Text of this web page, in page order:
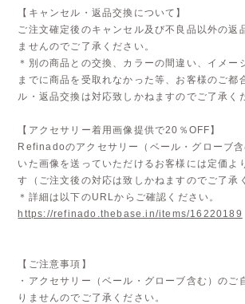
【キャンセル・返品交換について】
ご注文確定後のキャンセル及び不良品以外の返
ませんのでご了承ください。
＊別の商品との交換、カラーの間違い、イメー
までに商品を受取れなかった等、お客様のご都
ル・返品交換は対応致しかねますのでご了承く
【アクセサリー着用画像提供で20％OFF】
Refinadoのアクセサリー（ベール・グローブ
いた画像を送っていただけるお客様には定価よ
す（ご注文後の対応は致しかねますのでご了承
＊詳細は以下のURLからご確認ください。
https://refinado.thebase.in/items/16220189
【ご注意事項】
・アクセサリー（ベール・グローブ含む）のご
りませんのでご了承ください。